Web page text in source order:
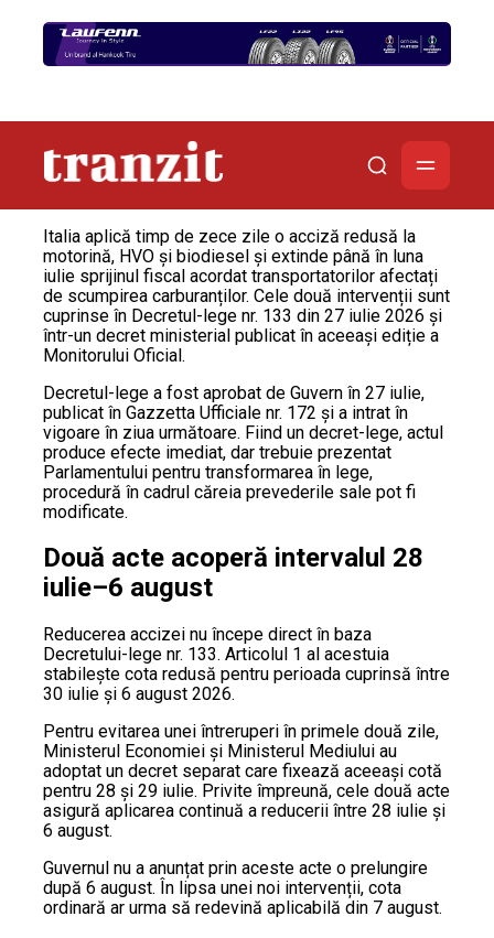
Italia aplică timp de zece zile o acciză redusă la
motorină, HVO și biodiesel și extinde până în luna
iulie sprijinul fiscal acordat transportatorilor afectați
de scumpirea carburanților. Cele două intervenții sunt
cuprinse în Decretul-lege nr. 133 din 27 iulie 2026 și
într-un decret ministerial publicat în aceeași ediție a
Monitorului Oficial.
Decretul-lege a fost aprobat de Guvern în 27 iulie,
publicat în Gazzetta Ufficiale nr. 172 și a intrat în
vigoare în ziua următoare. Fiind un decret-lege, actul
produce efecte imediat, dar trebuie prezentat
Parlamentului pentru transformarea în lege,
procedură în cadrul căreia prevederile sale pot fi
modificate.
Două acte acoperă intervalul 28
iulie–6 august
Reducerea accizei nu începe direct în baza
Decretului-lege nr. 133. Articolul 1 al acestuia
stabilește cota redusă pentru perioada cuprinsă între
30 iulie și 6 august 2026.
Pentru evitarea unei întreruperi în primele două zile,
Ministerul Economiei și Ministerul Mediului au
adoptat un decret separat care fixează aceeași cotă
pentru 28 și 29 iulie. Privite împreună, cele două acte
asigură aplicarea continuă a reducerii între 28 iulie și
6 august.
Guvernul nu a anunțat prin aceste acte o prelungire
după 6 august. În lipsa unei noi intervenții, cota
ordinară ar urma să redevină aplicabilă din 7 august.